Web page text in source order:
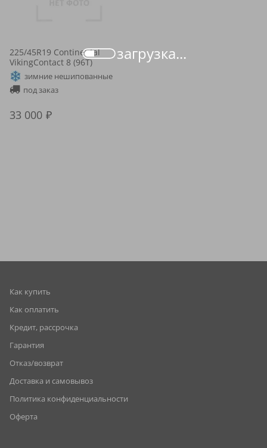
загрузка...
225/45R19 Continental
VikingContact 8 (96T)
зимние нешипованные
под заказ
33 000
Как купить
Как оплатить
Кредит, рассрочка
Гарантия
Отказ/возврат
Доставка и самовывоз
Политика конфиденциальности
Оферта